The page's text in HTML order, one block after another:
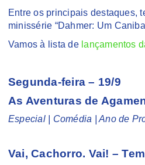
Entre os principais destaques,
minissérie “Dahmer: Um
Vamos à lista de lançamentos
Segunda-feira – 19/9
As Aventuras de
Especial | Comédia | Ano de
Vai, Cachorro. Vai! –